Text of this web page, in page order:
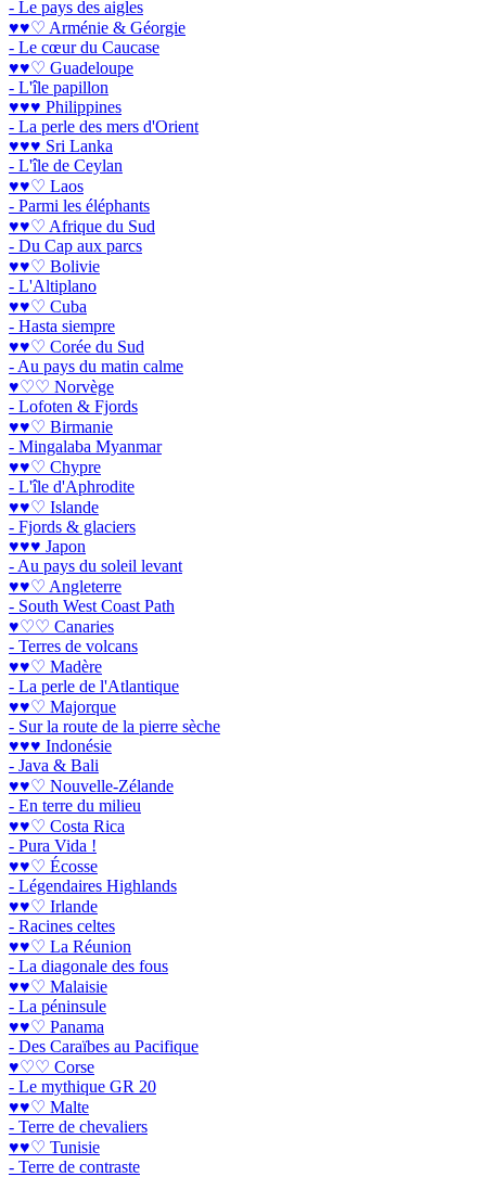
- Le pays des aigles
♥♥♡ Arménie & Géorgie
- Le cœur du Caucase
♥♥♡ Guadeloupe
- L'île papillon
♥♥♥ Philippines
- La perle des mers d'Orient
♥♥♥ Sri Lanka
- L'île de Ceylan
♥♥♡ Laos
- Parmi les éléphants
♥♥♡ Afrique du Sud
- Du Cap aux parcs
♥♥♡ Bolivie
- L'Altiplano
♥♥♡ Cuba
- Hasta siempre
♥♥♡ Corée du Sud
- Au pays du matin calme
♥♡♡ Norvège
- Lofoten & Fjords
♥♥♡ Birmanie
- Mingalaba Myanmar
♥♥♡ Chypre
- L'île d'Aphrodite
♥♥♡ Islande
- Fjords & glaciers
♥♥♥ Japon
- Au pays du soleil levant
♥♥♡ Angleterre
- South West Coast Path
♥♡♡ Canaries
- Terres de volcans
♥♥♡ Madère
- La perle de l'Atlantique
♥♥♡ Majorque
- Sur la route de la pierre sèche
♥♥♥ Indonésie
- Java & Bali
♥♥♡ Nouvelle-Zélande
- En terre du milieu
♥♥♡ Costa Rica
- Pura Vida !
♥♥♡ Écosse
- Légendaires Highlands
♥♥♡ Irlande
- Racines celtes
♥♥♡ La Réunion
- La diagonale des fous
♥♥♡ Malaisie
- La péninsule
♥♥♡ Panama
- Des Caraïbes au Pacifique
♥♡♡ Corse
- Le mythique GR 20
♥♥♡ Malte
- Terre de chevaliers
♥♥♡ Tunisie
- Terre de contraste